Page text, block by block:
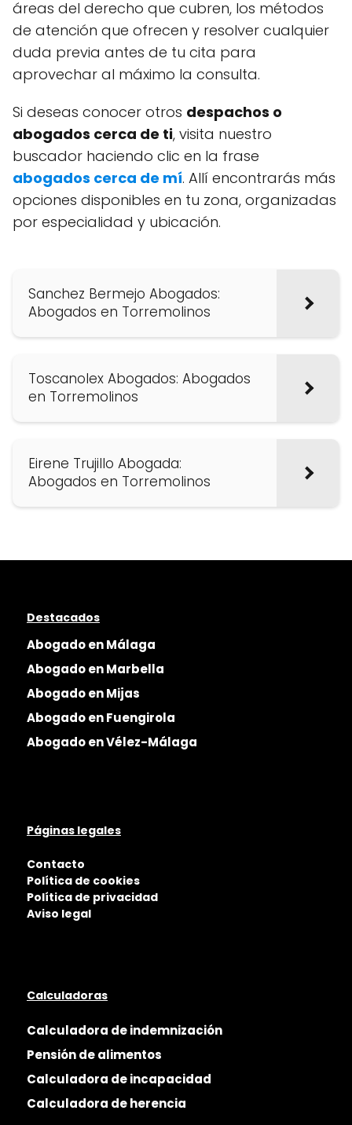
áreas del derecho que cubren, los métodos
de atención que ofrecen y resolver cualquier
duda previa antes de tu cita para
aprovechar al máximo la consulta.
Si deseas conocer otros despachos o
abogados cerca de ti, visita nuestro
buscador haciendo clic en la frase
abogados cerca de mí. Allí encontrarás más
opciones disponibles en tu zona, organizadas
por especialidad y ubicación.
Sanchez Bermejo Abogados:
Abogados en Torremolinos
Toscanolex Abogados: Abogados
en Torremolinos
Eirene Trujillo Abogada:
Abogados en Torremolinos
Destacados
Abogado en Málaga
Abogado en Marbella
Abogado en Mijas
Abogado en Fuengirola
Abogado en Vélez-Málaga
Páginas legales
Contacto
Política de cookies
Política de privacidad
Aviso legal
Calculadoras
Calculadora de indemnización
Pensión de alimentos
Calculadora de incapacidad
Calculadora de herencia